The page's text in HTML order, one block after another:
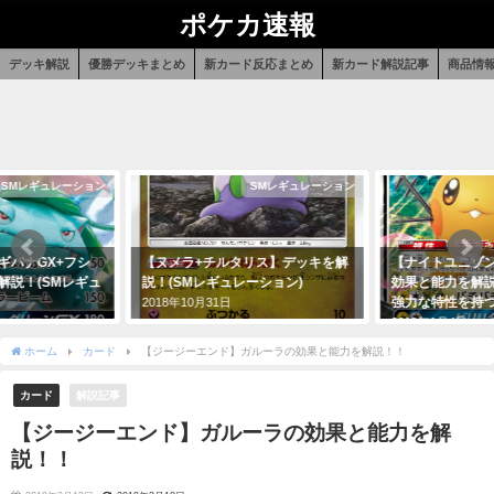
ポケカ速報
デッキ解説 優勝デッキまとめ 新カード反応まとめ 新カード解説記事 商品情
SMレギュレーション
バナGX+フシ
説！(SMレギュ
SMレギュレーション
【ヌメラ+チルタリス】デッキを解
説！(SMレギュレーション)
2018年10月31日
【ナイトユニゾ
効果と能力を解
強力な特性を持
2019年1月4日
ホーム カード 【ジージーエンド】ガルーラの効果と能力を解説！！
カード 解説記事
【ジージーエンド】ガルーラの効果と能力を解
説！！